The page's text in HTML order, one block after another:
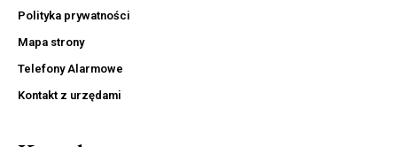
Polityka prywatności
Mapa strony
Telefony Alarmowe
Kontakt z urzędami